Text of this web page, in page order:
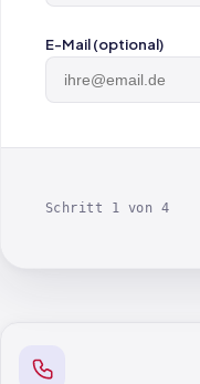
E-Mail (optional)
Schritt 1 von 4